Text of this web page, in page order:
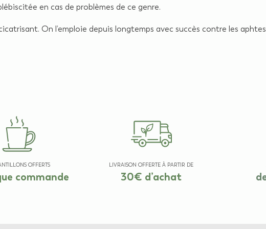
en cas de problèmes de ce genre.
On l’emploie depuis longtemps avec succès contre les
OFFERTS
commande
LIVRAISON OFFERTE À PARTIR DE
30€ d’achat